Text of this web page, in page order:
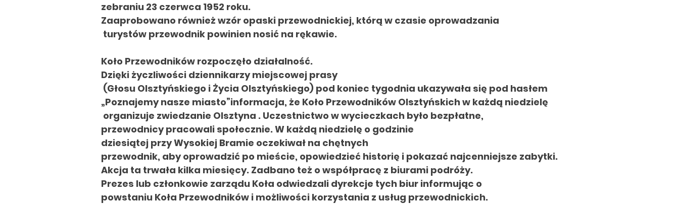
zebraniu 23 czerwca 1952 roku.
Zaaprobowano również wzór opaski przewodnickiej, którą w czasie oprowadzania
turystów przewodnik powinien nosić na rękawie.
Koło Przewodników rozpoczęło działalność.
Dzięki życzliwości dziennikarzy miejscowej prasy
(Głosu Olsztyńskiego i Życia Olsztyńskiego) pod koniec tygodnia ukazywała się pod hasłem
„Poznajemy nasze miasto”informacja, że Koło Przewodników Olsztyńskich w każdą niedzielę
organizuje zwiedzanie Olsztyna . Uczestnictwo w wycieczkach było bezpłatne,
przewodnicy pracowali społecznie. W każdą niedzielę o godzinie
dziesiątej przy Wysokiej Bramie oczekiwał na chętnych
przewodnik, abyoprowadzić po mieście, opowiedzieć historię i pokazać najcenniejsze zabytki.
Akcja ta trwała kilka miesięcy. Zadbano też o współpracę z biurami podróży.
Prezes lub członkowie zarządu Koła odwiedzali dyrekcje tych biur informując o
powstaniu Koła Przewodników i możliwości korzystania z usług przewodnickich.